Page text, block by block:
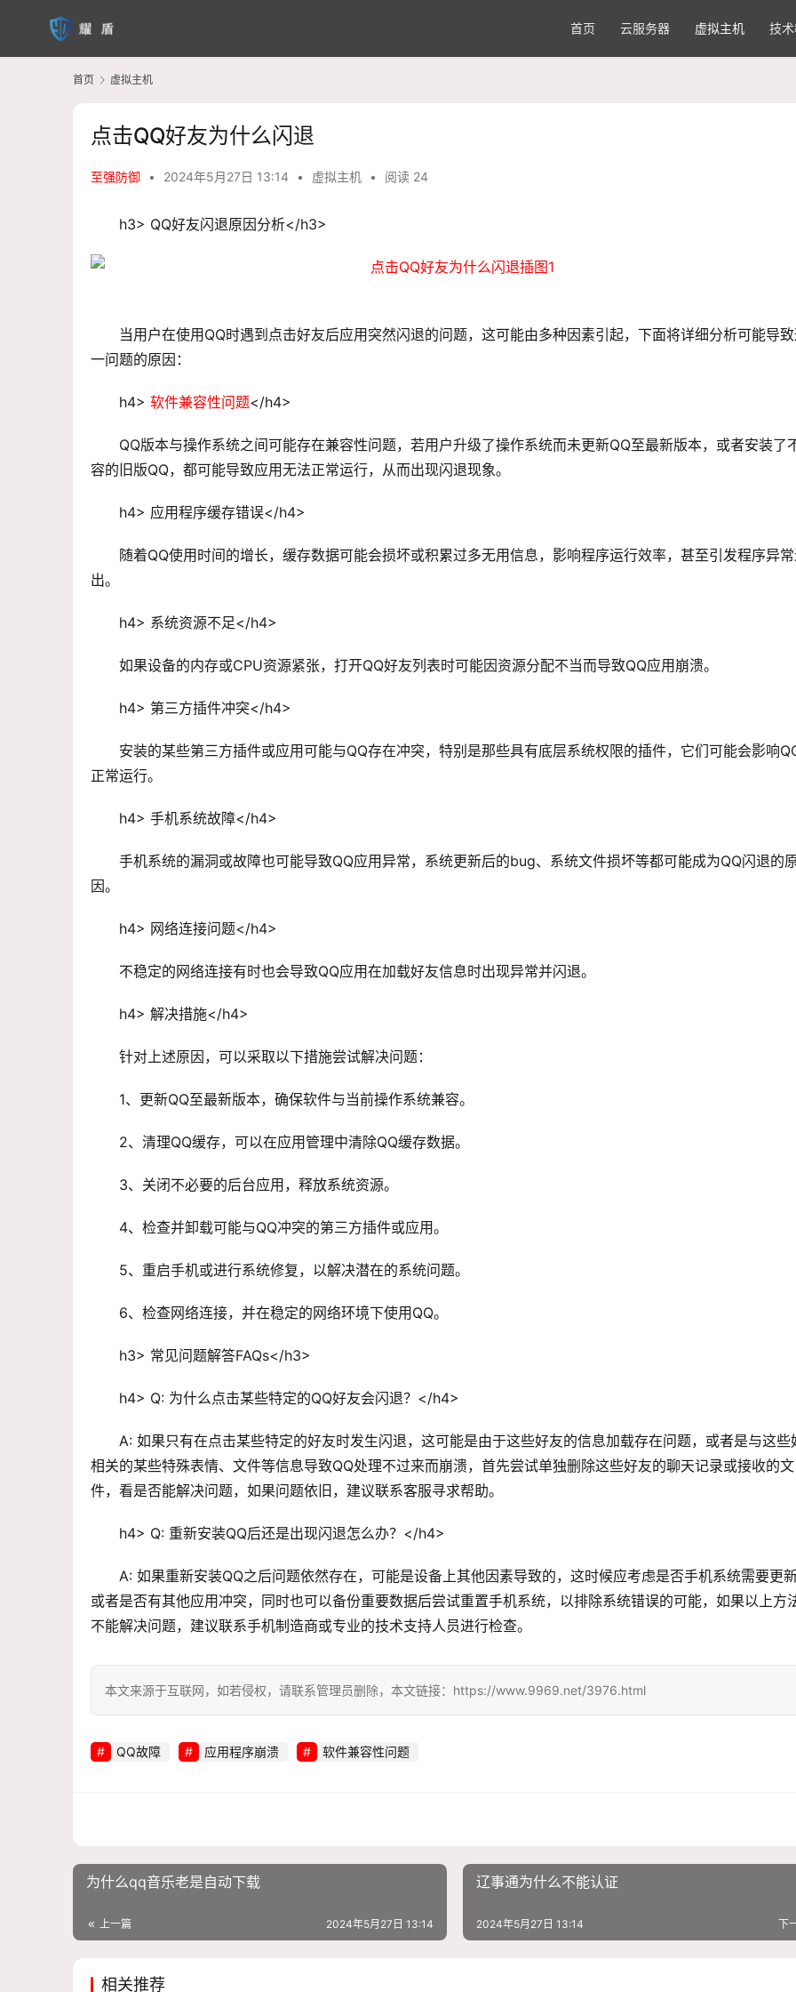
首页 云服务器 虚拟主机 技
首页 虚拟主机
点击QQ好友为什么闪退
至强防御 • 2024年5月27日 13:14 • 虚拟主机 • 阅读 24
h3> QQ好友闪退原因分析</h3>
当用户在使用QQ时遇到点击好友后应用突然闪退的问题，这可能由多种因素引起，下面将详细分析可能导
一问题的原因：
h4> 软件兼容性问题</h4>
QQ版本与操作系统之间可能存在兼容性问题，若用户升级了操作系统而未更新QQ至最新版本，或者安装了
容的旧版QQ，都可能导致应用无法正常运行，从而出现闪退现象。
h4> 应用程序缓存错误</h4>
随着QQ使用时间的增长，缓存数据可能会损坏或积累过多无用信息，影响程序运行效率，甚至引发程序异
出。
h4> 系统资源不足</h4>
如果设备的内存或CPU资源紧张，打开QQ好友列表时可能因资源分配不当而导致QQ应用崩溃。
h4> 第三方插件冲突</h4>
安装的某些第三方插件或应用可能与QQ存在冲突，特别是那些具有底层系统权限的插件，它们可能会影响
正常运行。
h4> 手机系统故障</h4>
手机系统的漏洞或故障也可能导致QQ应用异常，系统更新后的bug、系统文件损坏等都可能成为QQ闪退的
因。
h4> 网络连接问题</h4>
不稳定的网络连接有时也会导致QQ应用在加载好友信息时出现异常并闪退。
h4> 解决措施</h4>
针对上述原因，可以采取以下措施尝试解决问题：
1、更新QQ至最新版本，确保软件与当前操作系统兼容。
2、清理QQ缓存，可以在应用管理中清除QQ缓存数据。
3、关闭不必要的后台应用，释放系统资源。
4、检查并卸载可能与QQ冲突的第三方插件或应用。
5、重启手机或进行系统修复，以解决潜在的系统问题。
6、检查网络连接，并在稳定的网络环境下使用QQ。
h3> 常见问题解答FAQs</h3>
h4> Q: 为什么点击某些特定的QQ好友会闪退？</h4>
A: 如果只有在点击某些特定的好友时发生闪退，这可能是由于这些好友的信息加载存在问题，或者是与这些
相关的某些特殊表情、文件等信息导致QQ处理不过来而崩溃，首先尝试单独删除这些好友的聊天记录或接收的文
件，看是否能解决问题，如果问题依旧，建议联系客服寻求帮助。
h4> Q: 重新安装QQ后还是出现闪退怎么办？</h4>
A: 如果重新安装QQ之后问题依然存在，可能是设备上其他因素导致的，这时候应考虑是否手机系统需要更
或者是否有其他应用冲突，同时也可以备份重要数据后尝试重置手机系统，以排除系统错误的可能，如果以上方
不能解决问题，建议联系手机制造商或专业的技术支持人员进行检查。
本文来源于互联网，如若侵权，请联系管理员删除，本文链接：https://www.9969.net/3976.html
QQ故障 应用程序崩溃 软件兼容性问题
为什么qq音乐老是自动下载
上一篇 2024年5月27日 13:14
辽事通为什么不能认证
下
2024年5月27日 13:14
相关推荐